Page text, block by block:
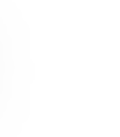
notification